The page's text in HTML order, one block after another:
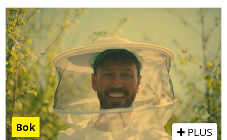
Bok PLUS